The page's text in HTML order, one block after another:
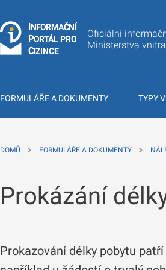
INFORMAČNÍ
PORTÁL PRO
CIZINCE
Oficiální
Ministerstva
FORMULÁŘE A DOKUMENTY TYPY
DOMŮ FORMULÁŘE A DOKUMENTY
Prokázání
Prokazování délky pobytu